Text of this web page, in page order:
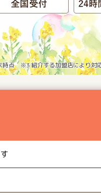
点 ※3 紹介する加盟店により対応